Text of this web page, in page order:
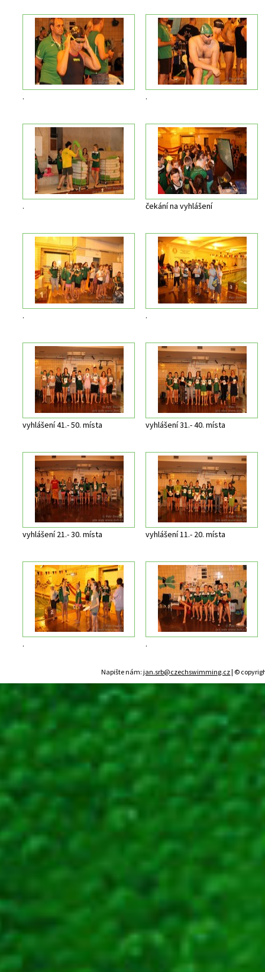
. .
. čekání na vyhlášení
. .
vyhlášení 41.- 50. místa vyhlášení 31.- 40. místa
vyhlášení 21.- 30. místa vyhlášení 11.- 20. místa
. .
Napište nám:jan.srb@czechswimming.cz| ©